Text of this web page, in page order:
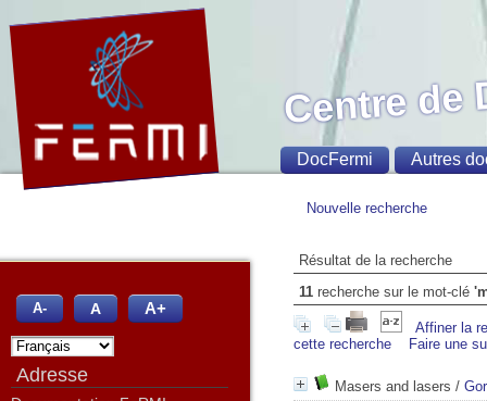
Nouvelle recherche
Résultat de la recherche
11 recherche sur le mot-clé
Affiner la
cette recherche
Faire une
Masers and lasers /
Centre de
DocFermi Autres
A- A A+
Adresse